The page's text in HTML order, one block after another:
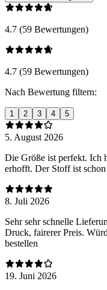
4.7 (59 Bewertungen)
4.7 (59 Bewertungen)
Nach Bewertung filtern:
1 2 3 4 5
5. August 2026
Die Größe ist perfekt. Ich
erhofft. Der Stoff ist schon
8. Juli 2026
Sehr sehr schnelle
Druck, fairerer Preis.
bestellen
19. Juni 2026